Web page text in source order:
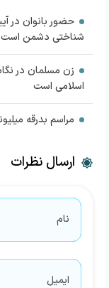
حضور بانوان در
شناختی دشمن است
زن مسلمان در
اسلامی است
مراسم بدرقه
ارسال نظرات